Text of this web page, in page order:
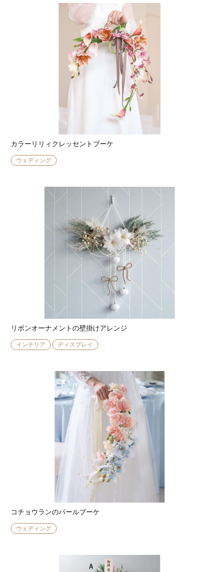
カラーリリィクレッセントブーケ
ウェディング
リボンオーナメントの壁掛けアレンジ
インテリア ディスプレイ
コチョウランのパールブーケ
ウェディング